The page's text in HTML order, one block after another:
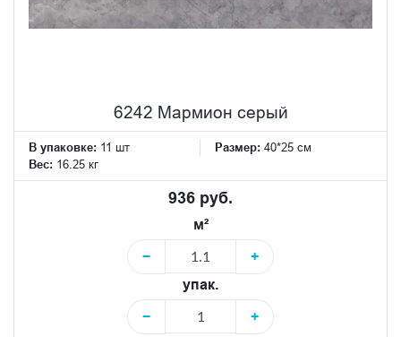
6242 Мармион серый
В упаковке: 11 шт Размер: 40*25 см
Вес: 16.25 кг
936 руб.
м²
−
+
упак.
−
+